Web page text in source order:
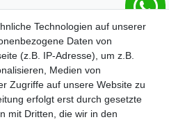
Technologien auf unserer
Daten von
(z.B. IP-Adresse), um z.B.
Medien von
Zugriffe auf unsere Website zu
erfolgt erst durch gesetzte
mit Dritten, die wir in den